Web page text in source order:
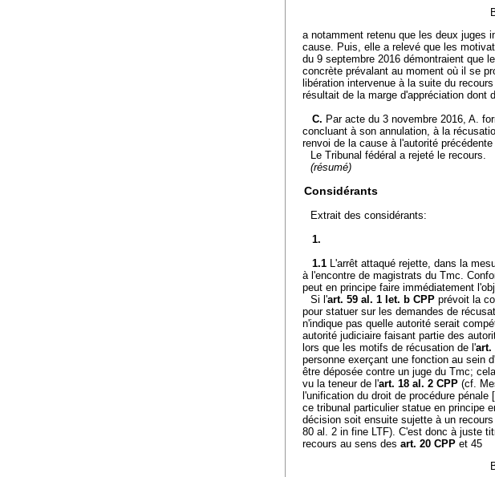
a notamment retenu que les deux juges
cause. Puis, elle a relevé que les
du 9 septembre 2016 démontraient que
concrète prévalant au moment où il se
libération intervenue à la suite du
résultait de la marge d'appréciation dont
C. Par acte du 3 novembre 2016, A.
concluant à son annulation, à la
renvoi de la cause à l'autorité
Le Tribunal fédéral a rejeté le recours.
(résumé)
Considérants
Extrait des considérants:
1.
1.1 L'arrêt attaqué rejette, dans la
à l'encontre de magistrats du Tmc.
peut en principe faire immédiatement
Si l'art. 59 al. 1 let. b CPP prévoit la
pour statuer sur les demandes de
n'indique pas quelle autorité serait
autorité judiciaire faisant partie des
lors que les motifs de récusation de l'art.
personne exerçant une fonction au sein
être déposée contre un juge du Tmc;
vu la teneur de l'art. 18 al. 2 CPP (cf.
l'unification du droit de procédure
ce tribunal particulier statue en principe
décision soit ensuite sujette à un
80 al. 2 in fine LTF). C'est donc à juste
recours au sens des art. 20 CPP et 45